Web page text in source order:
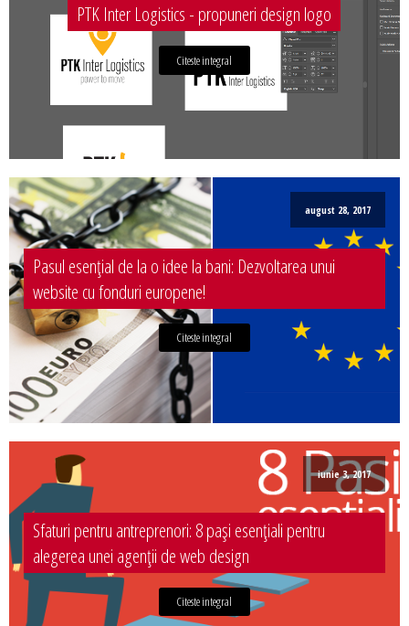
PTK Inter Logistics - propuneri design logo
Citeste integral
august 28, 2017
Pasul esențial de la o idee la bani: Dezvoltarea unui
website cu fonduri europene!
Citeste integral
iunie 3, 2017
Sfaturi pentru antreprenori: 8 pași esențiali pentru
alegerea unei agenții de web design
Citeste integral